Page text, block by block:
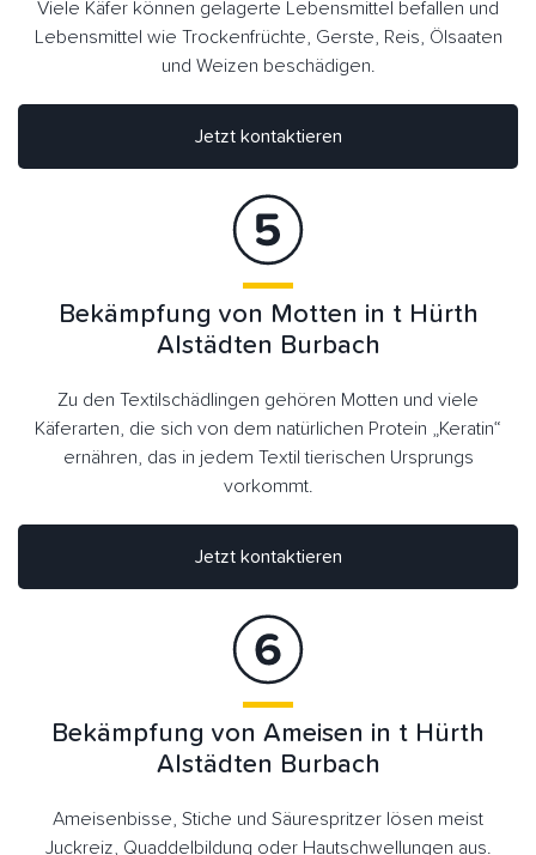
Jetzt kontaktieren
Viele Käfer können gelagerte Lebensmittel befallen und
Lebensmittel wie Trockenfrüchte, Gerste, Reis, Ölsaaten
und Weizen beschädigen.
Bekämpfung von Motten in t Hürth
Alstädten Burbach
Zu den Textilschädlingen gehören Motten und viele
Käferarten, die sich von dem natürlichen Protein „Keratin“
ernähren, das in jedem Textil tierischen Ursprungs
vorkommt.
Jetzt kontaktieren
Bekämpfung von Ameisen in t Hürth
Alstädten Burbach
Ameisenbisse, Stiche und Säurespritzer lösen meist
Juckreiz, Quaddelbildung oder Hautschwellungen aus.